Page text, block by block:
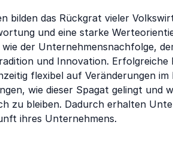
bilden das Rückgrat vieler
und eine starke
der Unternehmensnachfolge,
und Innovation.
flexibel auf Veränderungen
wie dieser Spagat gelingt
zu bleiben. Dadurch erhalten
ihres Unternehmens.